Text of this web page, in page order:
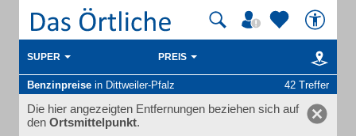
SUPER PREIS
Benzinpreise in Dittweiler-Pfalz 42 Treffer
Die hier angezeigten Entfernungen beziehen sich auf
den Ortsmittelpunkt.